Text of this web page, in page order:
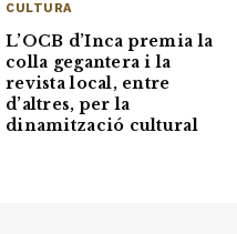
CULTURA
L’OCB d’Inca premia la
colla gegantera i la
revista local, entre
d’altres, per la
dinamització cultural